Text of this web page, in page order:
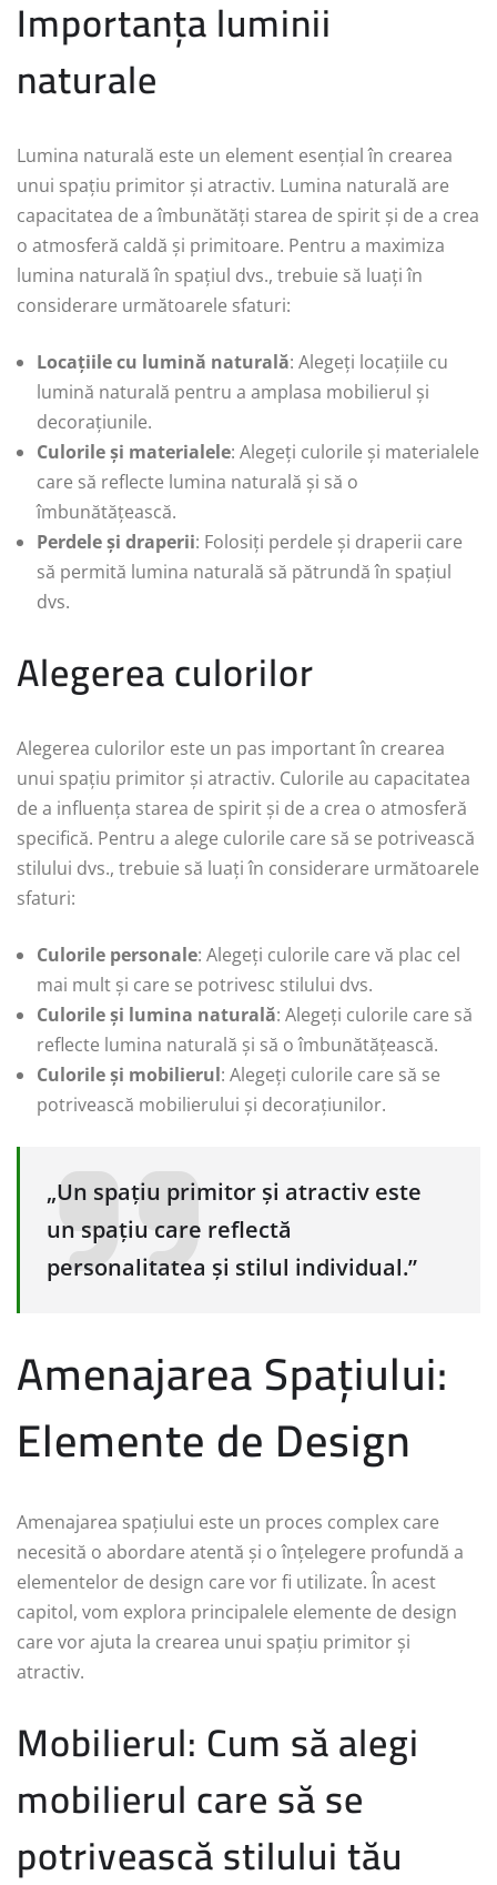
Importanța luminii
naturale
Lumina naturală este un element esențial în crearea
unui spațiu primitor și atractiv. Lumina naturală are
capacitatea de a îmbunătăți starea de spirit și de a crea
o atmosferă caldă și primitoare. Pentru a maximiza
lumina naturală în spațiul dvs., trebuie să luați în
considerare următoarele sfaturi:
Locațiile cu lumină naturală: Alegeți locațiile cu
lumină naturală pentru a amplasa mobilierul și
decorațiunile.
Culorile și materialele: Alegeți culorile și materialele
care să reflecte lumina naturală și să o
îmbunătățească.
Perdele și draperii: Folosiți perdele și draperii care
să permită lumina naturală să pătrundă în spațiul
dvs.
Alegerea culorilor
Alegerea culorilor este un pas important în crearea
unui spațiu primitor și atractiv. Culorile au capacitatea
de a influența starea de spirit și de a crea o atmosferă
specifică. Pentru a alege culorile care să se potrivească
stilului dvs., trebuie să luați în considerare următoarele
sfaturi:
Culorile personale: Alegeți culorile care vă plac cel
mai mult și care se potrivesc stilului dvs.
Culorile și lumina naturală: Alegeți culorile care să
reflecte lumina naturală și să o îmbunătățească.
Culorile și mobilierul: Alegeți culorile care să se
potrivească mobilierului și decorațiunilor.
„Un spațiu primitor și atractiv este
un spațiu care reflectă
personalitatea și stilul individual.”
Amenajarea Spațiului:
Elemente de Design
Amenajarea spațiului este un proces complex care
necesită o abordare atentă și o înțelegere profundă a
elementelor de design care vor fi utilizate. În acest
capitol, vom explora principalele elemente de design
care vor ajuta la crearea unui spațiu primitor și
atractiv.
Mobilierul: Cum să alegi
mobilierul care să se
potrivească stilului tău